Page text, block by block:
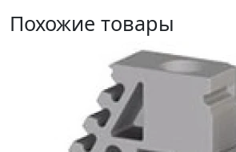
Похожие товары